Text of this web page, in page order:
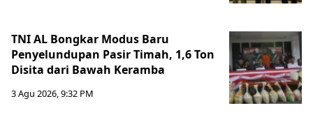
TNI AL Bongkar Modus Baru
Penyelundupan Pasir Timah, 1,6 Ton
Disita dari Bawah Keramba
3 Agu 2026, 9:32 PM